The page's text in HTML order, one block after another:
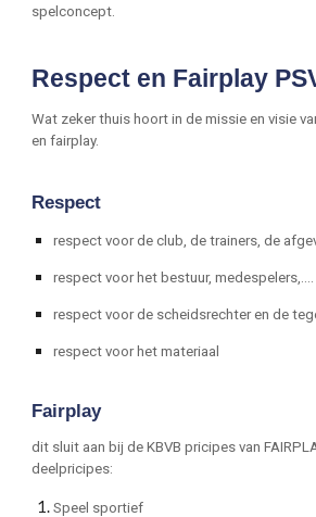
spelconcept.
Respect en Fairplay
Wat zeker thuis hoort in de missie en visie
en fairplay.
Respect
respect voor de club, de trainers, de
respect voor het bestuur, medespelers,….
respect voor de scheidsrechter en de
respect voor het materiaal
Fairplay
dit sluit aan bij de KBVB pricipes van
deelpricipes:
Speel sportief